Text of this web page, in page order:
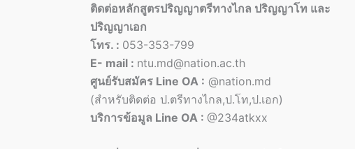
ติดต่อหลักสูตรปริญญาตรีทางไกล ปริญญาโท และ
ปริญญาเอก
โทร. : 053-353-799
E- mail : ntu.md@nation.ac.th
ศูนย์รับสมัคร Line OA : @nation.md
(สำหรับติดต่อ ป.ตรีทางไกล,ป.โท,ป.เอก)
บริการข้อมูล Line OA : @234atkxx